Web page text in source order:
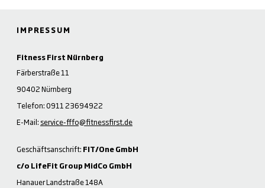
IMPRESSUM
Fitness First Nürnberg
Färberstraße 11
90402 Nürnberg
Telefon: 0911 23694922
E-Mail: service-fffo@fitnessfirst.de
Geschäftsanschrift: FIT/One GmbH
c/o LifeFit Group MidCo GmbH
Hanauer Landstraße 148A